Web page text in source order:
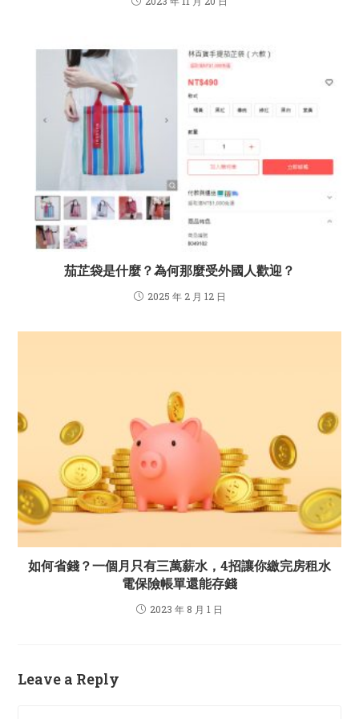
茄芷袋是什麼？為何那麼受外國人歡迎？
2025 年 2 月 12 日
如何省錢？一個月只有三萬薪水，4招讓你繳完房租水
電保險帳單還能存錢
2023 年 8 月 1 日
Leave a Reply